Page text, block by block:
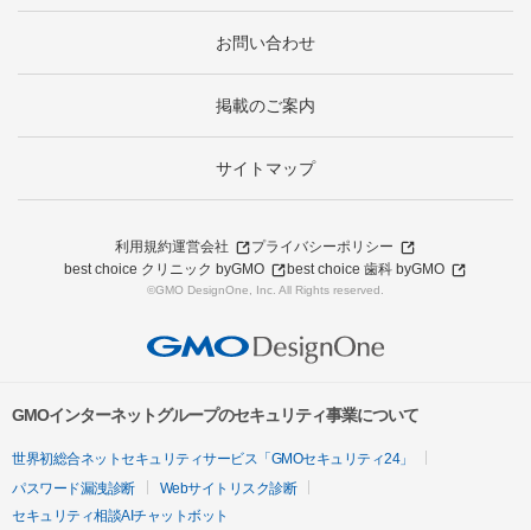
お問い合わせ
掲載のご案内
サイトマップ
利用規約運営会社
プライバシーポリシー
best choice クリニック byGMO
best choice 歯科 byGMO
©GMO DesignOne, Inc. All Rights reserved.
GMOインターネットグループのセキュリティ事業について
世界初総合ネットセキュリティサービス「GMOセキュリティ24」
パスワード漏洩診断
Webサイトリスク診断
セキュリティ相談AIチャットボット